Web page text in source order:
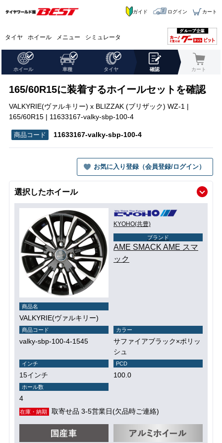
タイヤ ホイール メニュー シミュレータ
ガイド ログイン カート
ホイール 車種 タイヤ 確認 カート
165/60R15に装着するホイールセットを確認
VALKYRIE(ヴァルキリー) x BLIZZAK (ブリザック) WZ-1 |
165/60R15 | 11633167-valky-sbp-100-4
11633167-valky-sbp-100-4
お気に入り登録（会員登録/ログイン）
選択したホイール
KYOHO(共豊)
ブランド
AME SMACK AME スマ
ック
商品名
VALKYRIE(ヴァルキリー)
商品コード
valky-sbp-100-4-1545
カラー
サファイアブラック×ポリッ
シュ
インチ
15インチ
PCD
100.0
ホール数
4
在庫・納期 取寄せ品 3-5営業日(欠品時ご連絡)